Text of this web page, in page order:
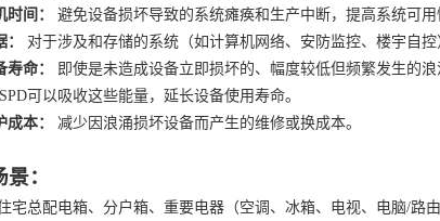
间：
避免设备损坏导致的系统瘫痪和生产中断，提高系统可用
对于涉及和存储的系统（如计算机网络、安防监控、楼宇自控
寿命：
即使是未造成设备立即损坏的、幅度较低但频繁发生的
可以吸收这些能量，延长设备使用寿命。
成本：
减少因浪涌损坏设备而产生的维修或换成本。
：
宅总配电箱、分户箱、重要电器（空调、冰箱、电视、电脑/路